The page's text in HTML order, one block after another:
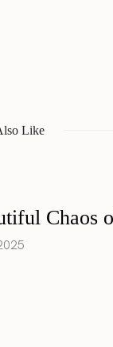
Like
Chaos